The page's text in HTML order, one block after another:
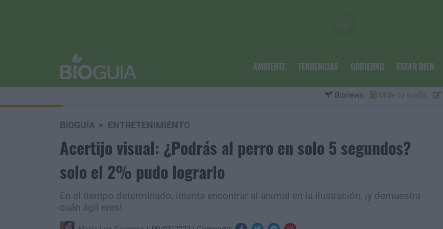
AMBIENTE TENDENCIAS GOBIERNO ESTAR BIEN
Bionews Mide tu huella
BIOGUÍA ENTRETENIMIENTO
Acertijo visual: ¿Podrás al perro en solo 5 segundos?
solo el 2% pudo lograrlo
En el tiempo determinado, intenta encontrar al animal en la ilustración, ¡y demuestra
cuán ágil eres!